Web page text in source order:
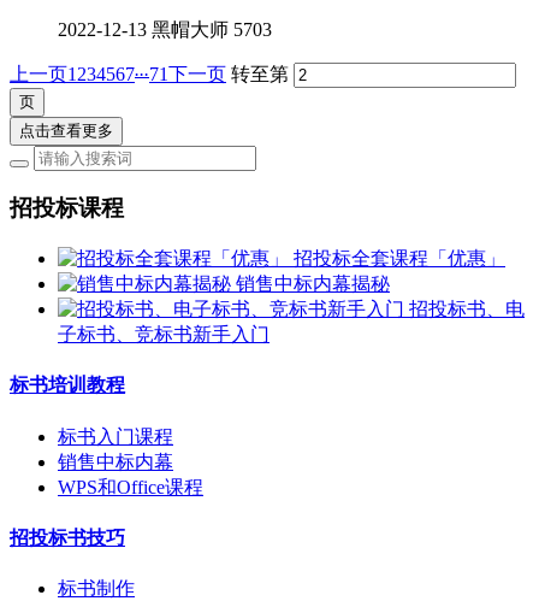
2022-12-13 黑帽大师 5703
上一页1 234567...71下一页 转至第
点击查看更多
招投标课程
招投标全套课程「优惠」
销售中标内幕揭秘
招投标书、电
子标书、竞标书新手入门
标书培训教程
标书入门课程
销售中标内幕
WPS和Office课程
招投标书技巧
标书制作